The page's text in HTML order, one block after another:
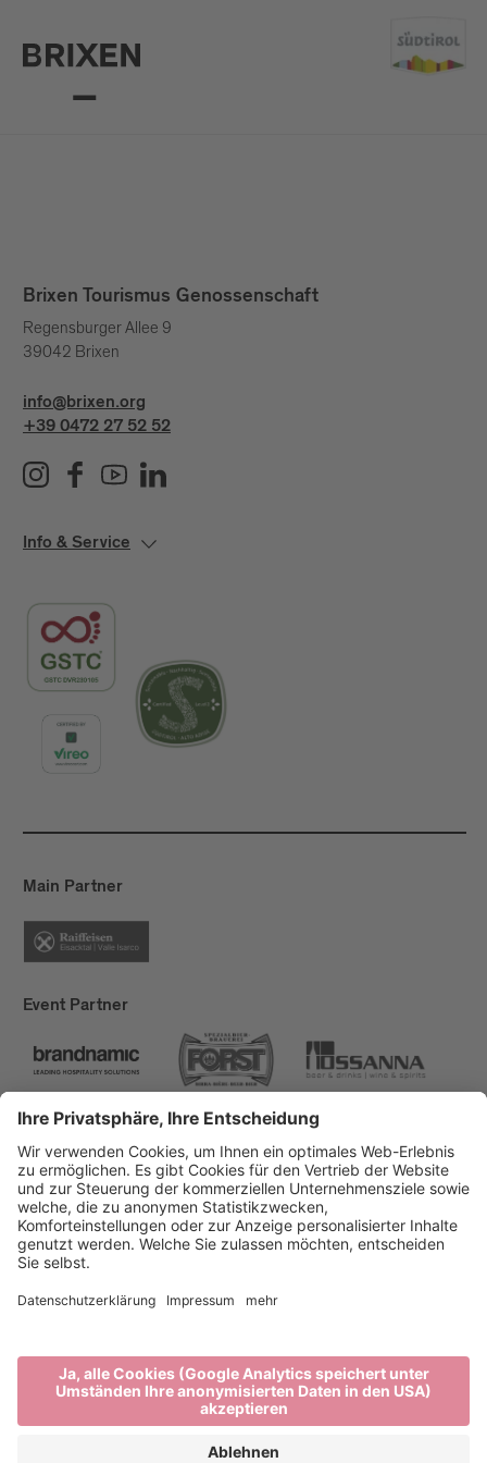
Brixen Tourismus Genossenschaft
Regensburger Allee 9
39042 Brixen
info@brixen.org
+39 0472 27 52 52
Info & Service
Main Partner
Event Partner
Brixen Tourismus
Privacy
Impressum
Förderungen
produced by